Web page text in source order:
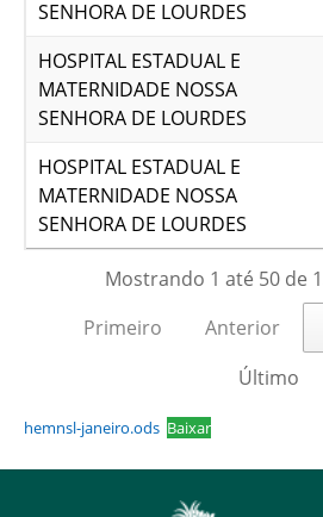
SENHORA DE LOURDES
HOSPITAL ESTADUAL E
MATERNIDADE NOSSA
SENHORA DE LOURDES
HOSPITAL ESTADUAL E
MATERNIDADE NOSSA
SENHORA DE LOURDES
Mostrando 1 até 50 de
Primeiro
Anterior
Último
hemnsl-janeiro.ods Baixar